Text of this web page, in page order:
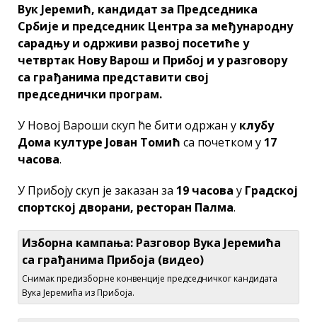
Вук Јеремић, кандидат за Председника
Србије и председник Центра за међународну
сарадњу и одрживи развој посетиће у
четвртак Нову Варош и Прибој и у разговору
са грађанима представити свој
председнички програм.
У Новој Вароши скуп ће бити одржан у клубу
Дома културе Јован Томић са почетком у 17
часова.
У Прибоју скуп је заказан за 19 часова у Градској
спортској дворани, ресторан Палма.
Изборна кампања: Разговор Вука Јеремића
са грађанима Прибoја (видео)
Снимак предизборне конвенције председничког кандидата
Вука Јеремића из Прибоја.